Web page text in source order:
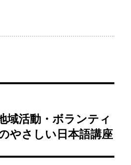
域活動・ボランティ
やさしい日本語講座